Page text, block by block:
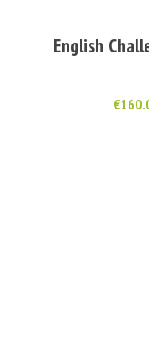
English
€